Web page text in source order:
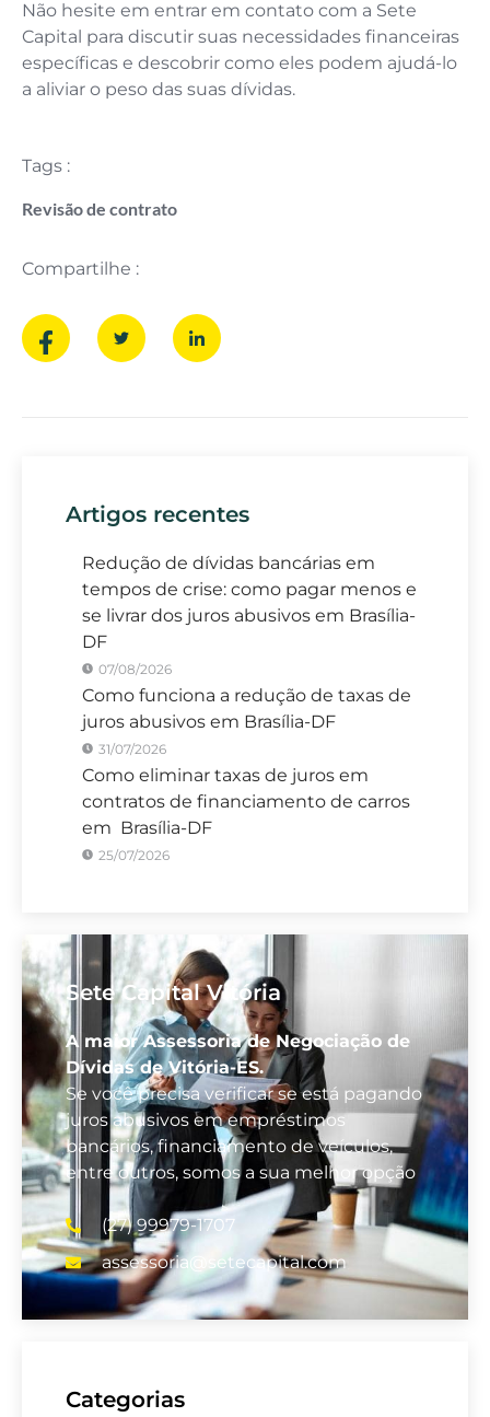
Não hesite em entrar em contato com a Sete
Capital para discutir suas necessidades financeiras
específicas e descobrir como eles podem ajudá-lo
a aliviar o peso das suas dívidas.
Tags :
Revisão de contrato
Compartilhe :
Artigos recentes
Redução de dívidas bancárias em
tempos de crise: como pagar menos e
se livrar dos juros abusivos em Brasília-
DF
07/08/2026
Como funciona a redução de taxas de
juros abusivos em Brasília-DF
31/07/2026
Como eliminar taxas de juros em
contratos de financiamento de carros
em Brasília-DF
25/07/2026
Sete Capital Vitória
A maior Assessoria de Negociação de
Dívidas de Vitória-ES.
Se você precisa verificar se está pagando
juros abusivos em empréstimos
bancários, financiamento de veículos,
entre outros, somos a sua melhor opção
(27) 99979-1707
assessoria@setecapital.com
Categorias